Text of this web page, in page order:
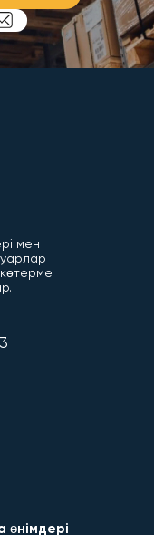
мен
өнімдері